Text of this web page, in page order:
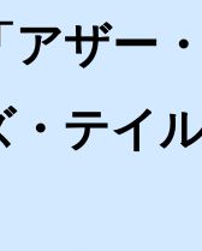
アザー
・テ